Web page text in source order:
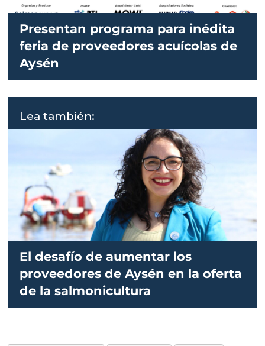
Presentan programa para inédita
feria de proveedores acuícolas de
Aysén
Lea también:
El desafío de aumentar los
proveedores de Aysén en la oferta
de la salmonicultura